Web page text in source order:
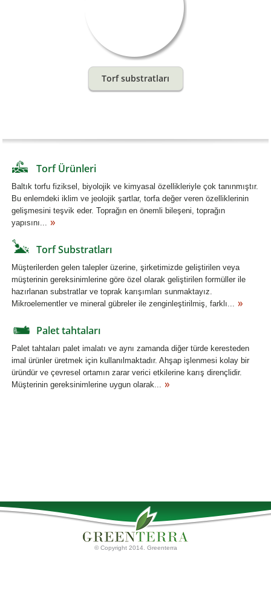
Torf substratları
Torf Ürünleri
Baltık torfu fiziksel, biyolojik ve kimyasal özellikleriyle çok tanınmıştır.
Bu enlemdeki iklim ve jeolojik şartlar, torfa değer veren özelliklerinin
gelişmesini teşvik eder. Toprağın en önemli bileşeni, toprağın
yapısını...
Torf Substratları
Müşterilerden gelen talepler üzerine, şirketimizde geliştirilen veya
müşterinin gereksinimlerine göre özel olarak geliştirilen formüller ile
hazırlanan substratlar ve toprak karışımları sunmaktayız.
Mikroelementler ve mineral gübreler ile zenginleştirilmiş, farklı...
Palet tahtaları
Palet tahtaları palet imalatı ve aynı zamanda diğer türde keresteden
imal ürünler üretmek için kullanılmaktadır. Ahşap işlenmesi kolay bir
üründür ve çevresel ortamın zarar verici etkilerine karış dirençlidir.
Müşterinin gereksinimlerine uygun olarak...
© Copyright 2014. Greenterra